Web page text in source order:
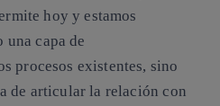
hoy y estamos
una capa de
procesos existentes, sino
de articular la relación con